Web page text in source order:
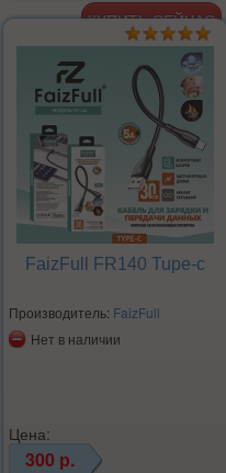
FaizFull FR140 Tupe-c
Производитель: FaizFull
Нет в наличии
Цена:
300 р.